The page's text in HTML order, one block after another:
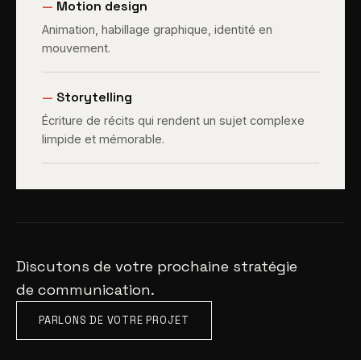
— Motion design
Animation, habillage graphique, identité en
mouvement.
— Storytelling
Écriture de récits qui rendent un sujet complexe
limpide et mémorable.
Discutons de votre prochaine stratégie
de communication.
PARLONS DE VOTRE PROJET